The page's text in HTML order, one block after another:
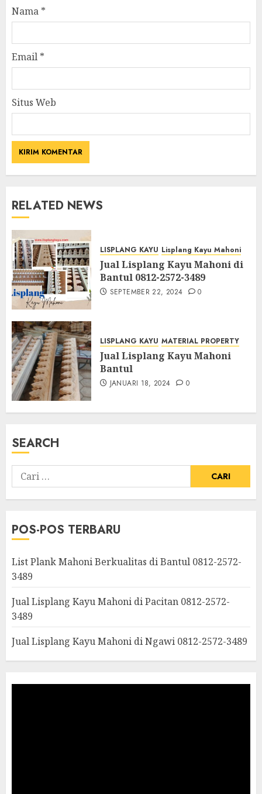
Nama *
Email *
Situs Web
RELATED NEWS
LISPLANG KAYU Lisplang Kayu Mahoni
Jual Lisplang Kayu Mahoni di
Bantul 0812-2572-3489
SEPTEMBER 22, 2024 0
LISPLANG KAYU MATERIAL PROPERTY
Jual Lisplang Kayu Mahoni
Bantul
JANUARI 18, 2024 0
SEARCH
POS-POS TERBARU
List Plank Mahoni Berkualitas di Bantul 0812-2572-
3489
Jual Lisplang Kayu Mahoni di Pacitan 0812-2572-
3489
Jual Lisplang Kayu Mahoni di Ngawi 0812-2572-3489